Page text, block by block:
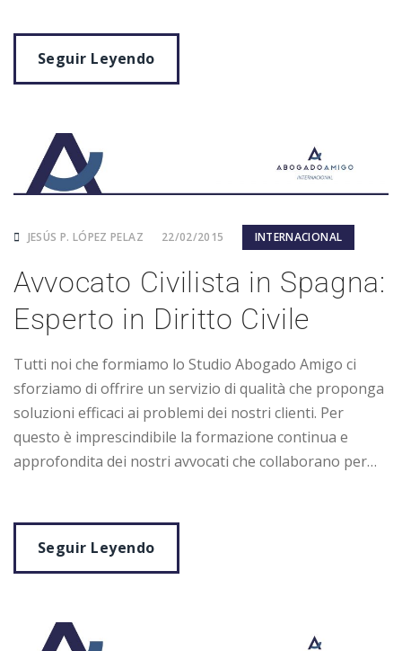
Seguir Leyendo
JESÚS P. LÓPEZ PELAZ 22/02/2015 INTERNACIONAL
Avvocato Civilista in Spagna:
Esperto in Diritto Civile
Tutti noi che formiamo lo Studio Abogado Amigo ci
sforziamo di offrire un servizio di qualità che proponga
soluzioni efficaci ai problemi dei nostri clienti. Per
questo è imprescindibile la formazione continua e
approfondita dei nostri avvocati che collaborano per…
Seguir Leyendo